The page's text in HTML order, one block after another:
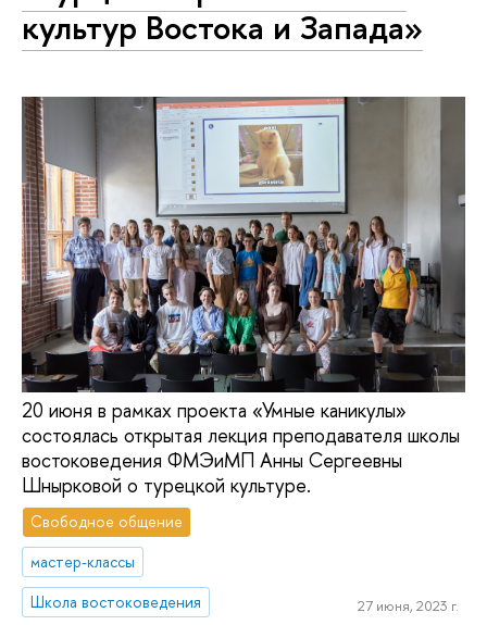
культур Востока и Запада»
20 июня в рамках проекта «Умные каникулы»
состоялась открытая лекция преподавателя школы
востоковедения ФМЭиМП Анны Сергеевны
Шнырковой о турецкой культуре.
Свободное общение
мастер-классы
Школа востоковедения
27 июня, 2023 г.